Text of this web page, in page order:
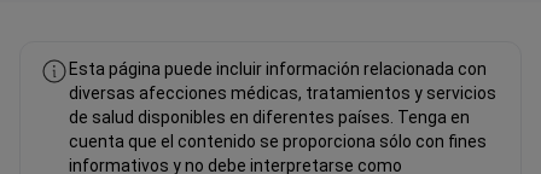
Esta página puede incluir información relacionada con
diversas afecciones médicas, tratamientos y servicios
de salud disponibles en diferentes países. Tenga en
cuenta que el contenido se proporciona sólo con fines
informativos y no debe interpretarse como